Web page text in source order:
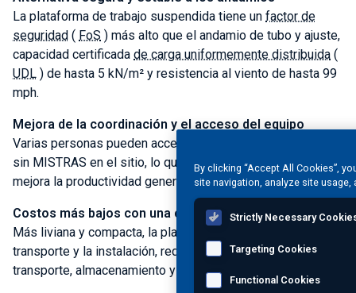
La plataforma de trabajo suspendida tiene un factor de
seguridad ( FoS ) más alto que el andamio de tubo y ajuste,
capacidad certificada de carga uniformemente distribuida (
UDL ) de hasta 5 kN/m² y resistencia al viento de hasta 99
mph.
Mejora de la coordinación y el acceso del equipo
Varias personas pueden acceder a la plataforma, incluso
sin MISTRAS en el sitio, lo que aumenta la eficiencia y
mejora la productividad general.
Costos más bajos con una configuración eficiente
Más liviana y compacta, la plataforma simplifica el
transporte y la instalación, reduciendo los costos de
transporte, almacenamiento y mano de obra.
By clicking “Accept All Cookies”,
site navigation, analyze site
Strictly Necessary
Targeting Cookies
Functional Cookies